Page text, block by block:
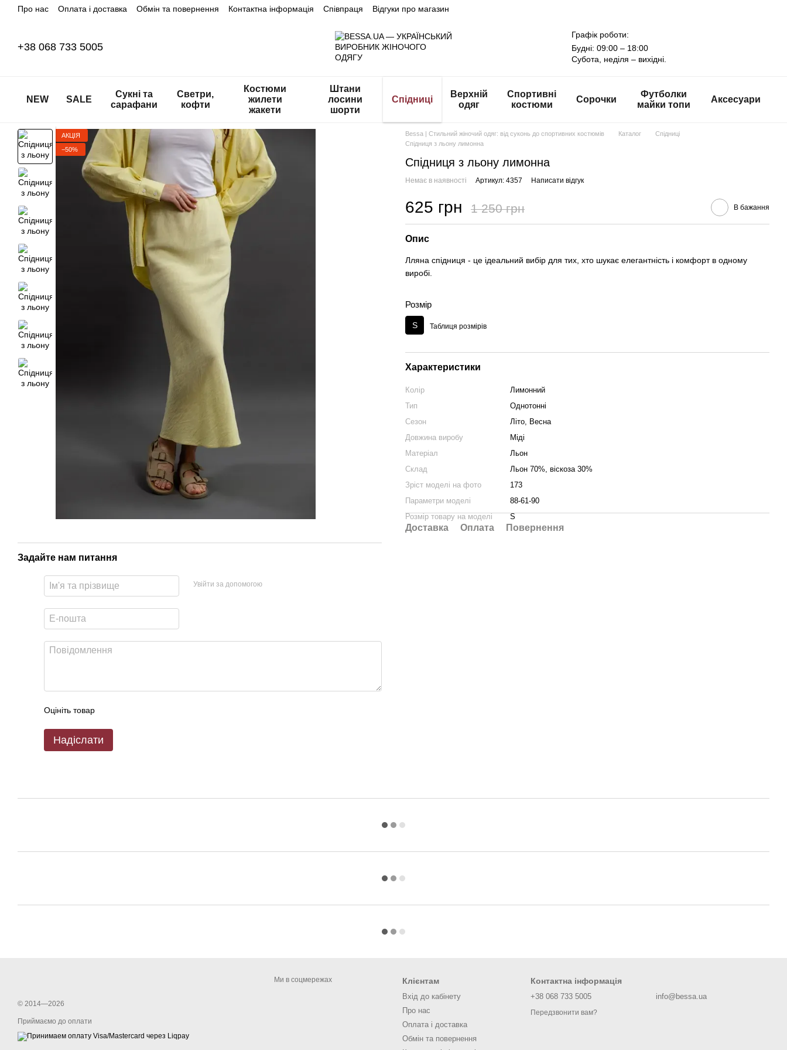
Перейти до основного контенту
Про нас Оплата і доставка Обмін та повернення Контактна інформація Співпраця Відгуки про магазин
+38 068 733 5005
Графік роботи:
Будні: 09:00 – 18:00
Субота, неділя – вихідні.
NEW SALE
Сукні та
сарафани
Светри,
кофти
Костюми
жилети
жакети
Штани
лосини
шорти
Спідниці
Верхній
одяг
Спортивні
костюми
Сорочки
Футболки
майки топи
Аксесуари
АКЦІЯ
−50%
Задайте нам питання
Увійти за допомогою
Оцініть товар
Надіслати
Bessa | Стильний жіночий одяг: від суконь до спортивних костюмів Каталог
Спідниці
Спідниця з льону лимонна
Спідниця з льону лимонна
Немає в наявності Артикул: 4357 Написати відгук
625 грн 1 250 грн В бажання
Опис
Лляна спідниця - це ідеальний вибір для тих, хто шукає елегантність і комфорт в одному
виробі.
Розмір
S Таблиця розмірів
Характеристики
Колір
Лимонний
Тип
Однотонні
Сезон
Літо, Весна
Довжина виробу
Міді
Матеріал
Льон
Склад
Льон 70%, віскоза 30%
Зріст моделі на фото
173
Параметри моделі
88-61-90
Розмір товару на моделі
S
Доставка Оплата Повернення
© 2014—2026
Приймаємо до оплати
Ми в соцмережах Клієнтам
Вхід до кабінету
Про нас
Оплата і доставка
Обмін та повернення
Контактна інформація
+38 068 733 5005
Передзвонити вам?
info@bessa.ua